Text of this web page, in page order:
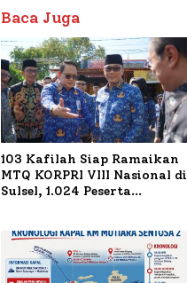
Baca Juga
103 Kafilah Siap Ramaikan
MTQ KORPRI VIII Nasional di
Sulsel, 1.024 Peserta